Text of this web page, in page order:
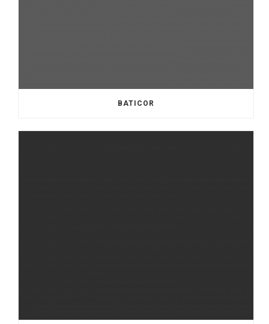
BATICOR